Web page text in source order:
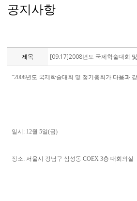
공지사항
제목 [09.17]2008년도 국제학술대회
"2008년도 국제학술대회 및 정기총회가 다음과
일시: 12월 5일(금)
장소: 서울시 강남구 삼성동 COEX 3층 대회의실